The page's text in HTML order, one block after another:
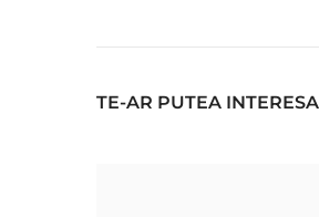
TE-AR PUTEA